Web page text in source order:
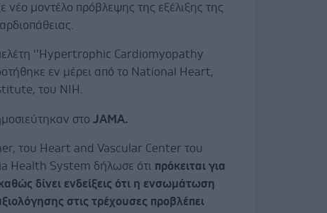
νέο μοντέλο πρόβλεψης της εξέλιξης της
‘’Hypertrophic Cardiomyopathy
εν μέρει από το National Heart,
του NIH.
στοJAMA.
του Heart and Vascular Center του
Health System δήλωσε ότι πρόκειται για
δίνει ενδείξεις ότι η ενσωμάτωση
στις τρέχουσες προβλέπει